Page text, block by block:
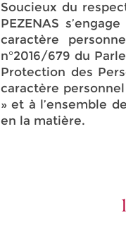
Soucieux du
PEZENAS
caractère
n°2016/679 du
Protection des
caractère
» et à l’ensemble
en la matière.